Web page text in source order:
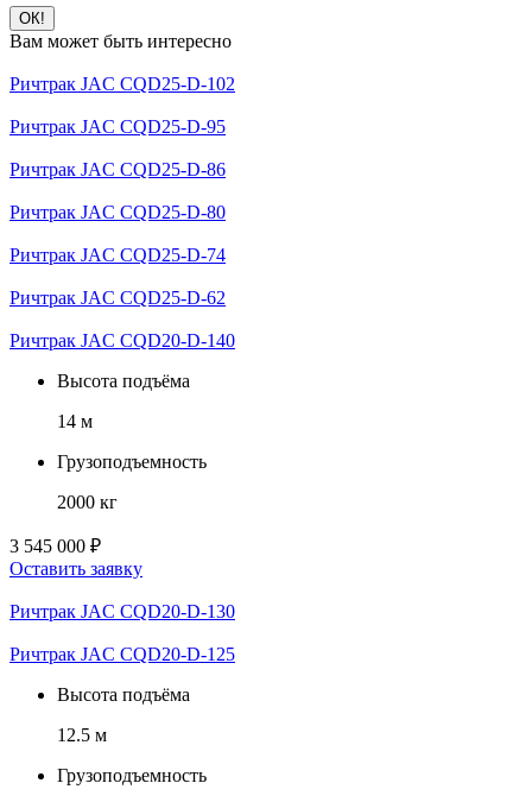
ОК!
Вам может быть интересно
Ричтрак JAC CQD25-D-102
Ричтрак JAC CQD25-D-95
Ричтрак JAC CQD25-D-86
Ричтрак JAC CQD25-D-80
Ричтрак JAC CQD25-D-74
Ричтрак JAC CQD25-D-62
Ричтрак JAC CQD20-D-140
Высота подъёма
14 м
Грузоподъемность
2000 кг
3 545 000 ₽
Оставить заявку
Ричтрак JAC CQD20-D-130
Ричтрак JAC CQD20-D-125
Высота подъёма
12.5 м
Грузоподъемность